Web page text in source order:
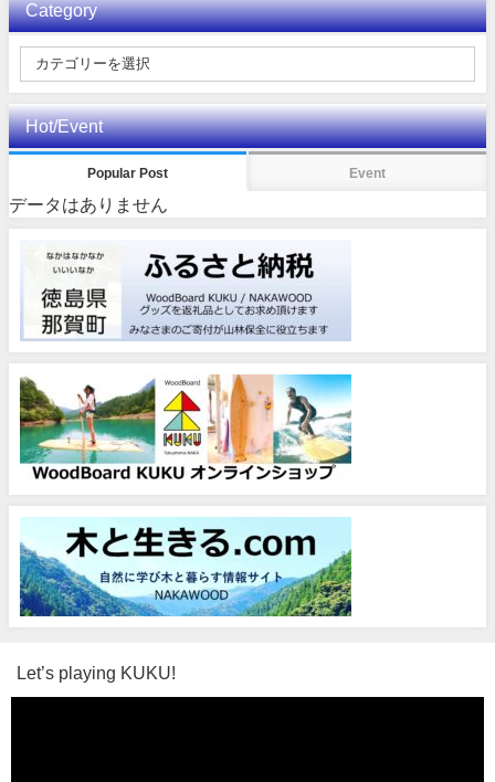
Category
Hot/Event
Popular Post Event
データはありません
Let’s playing KUKU!